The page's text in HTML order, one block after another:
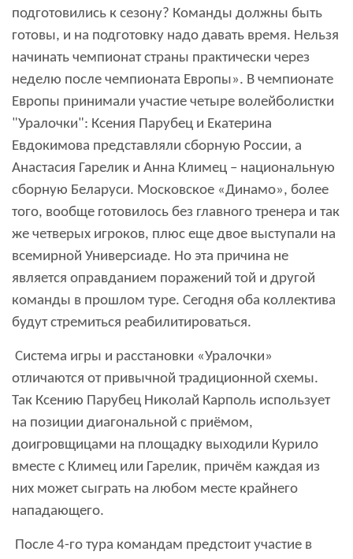
подготовились к сезону? Команды должны быть
готовы, и на подготовку надо давать время. Нельзя
начинать чемпионат страны практически через
неделю после чемпионата Европы». В чемпионате
Европы принимали участие четыре волейболистки
"Уралочки": Ксения Парубец и Екатерина
Евдокимова представляли сборную России, а
Анастасия Гарелик и Анна Климец – национальную
сборную Беларуси. Московское «Динамо», более
того, вообще готовилось без главного тренера и так
же четверых игроков, плюс еще двое выступали на
всемирной Универсиаде. Но эта причина не
является оправданием поражений той и другой
команды в прошлом туре. Сегодня оба коллектива
будут стремиться реабилитироваться.
Система игры и расстановки «Уралочки»
отличаются от привычной традиционной схемы.
Так Ксению Парубец Николай Карполь использует
на позиции диагональной с приёмом,
доигровщицами на площадку выходили Курило
вместе с Климец или Гарелик, причём каждая из
них может сыграть на любом месте крайнего
нападающего.
После 4-го тура командам предстоит участие в